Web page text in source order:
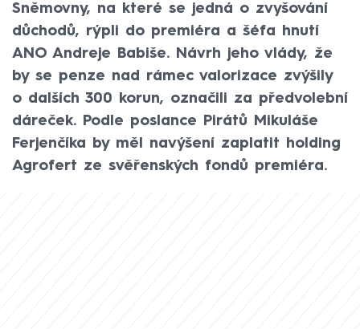
Sněmovny, na které se jedná o zvyšování
důchodů, rýpli do premiéra a šéfa hnutí
ANO Andreje Babiše. Návrh jeho vlády, že
by se penze nad rámec valorizace zvýšily
o dalších 300 korun, označili za předvolební
dáreček. Podle poslance Pirátů Mikuláše
Ferjenčíka by měl navýšení zaplatit holding
Agrofert ze svěřenských fondů premiéra.